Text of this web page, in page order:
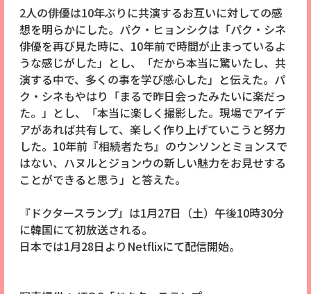
2人の俳優は10年ぶりに共演するお互いに対しての感
想を明らかにした。パク・ヒョンシクは「パク・シネ
俳優を再び見た時に、10年前で時間が止まっているよ
うな感じがした」とし、「だから本当に驚いたし、共
演する中で、多くの事を学び感心した」と伝えた。パ
ク・シネもやはり「まるで昨日会ったみたいに楽だっ
た。」とし、「本当に楽しく撮影した。現場でアイデ
アがあれば共有して、楽しく作り上げていこうと努力
した。10年前『相続者たち』のウンソンとミョンスで
はない、ハヌルとジョンウの新しい魅力をお見せする
ことができると思う」と答えた。
『ドクタースランプ』は1月27日（土）午後10時30分
に韓国にて初放送される。
日本では1月28日よりNetflixにて配信開始。